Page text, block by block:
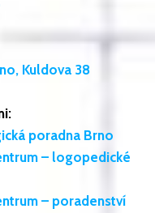
Kuldova 38
poradna Brno
– logopedické
– poradenství